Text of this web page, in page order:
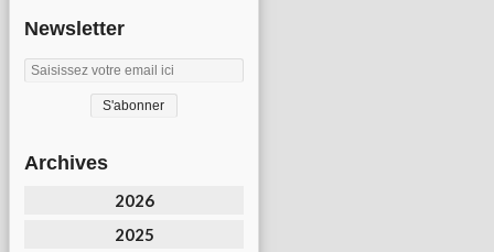
Newsletter
Archives
2026
2025